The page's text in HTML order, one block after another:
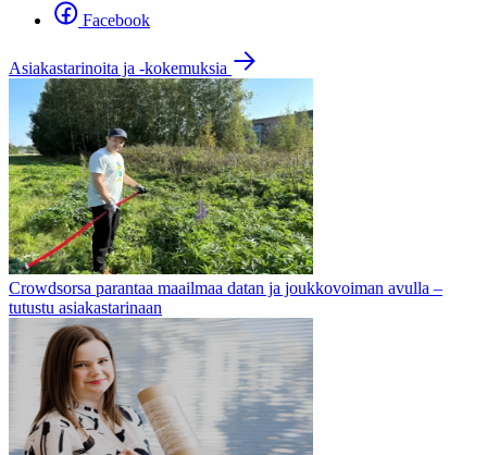
Facebook
Asiakastarinoita ja -kokemuksia
Crowdsorsa parantaa maailmaa datan ja joukkovoiman avulla –
tutustu asiakastarinaan